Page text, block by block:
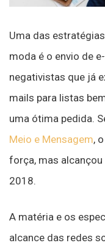
Uma das
moda é o envio de
negativistas que já
mails para listas
uma ótima pedida.
Meio e Mensagem,
força, mas
2018.
A matéria e os
alcance das redes